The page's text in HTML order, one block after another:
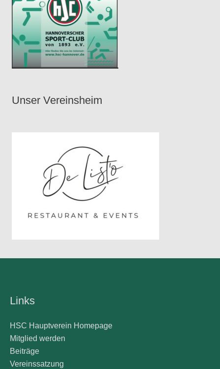
Unser Vereinsheim
Links
HSC Hauptverein Homepage
Mitglied werden
Beiträge
Vereinssatzung